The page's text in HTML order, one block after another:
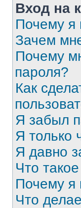
Вход на
Почему я
Зачем
Почему
пароля?
Как
Я забыл
Я только
Я давно
Что
Почему я
Что